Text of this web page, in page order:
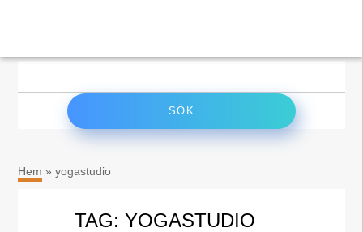
Hem »yogastudio
TAG: YOGASTUDIO